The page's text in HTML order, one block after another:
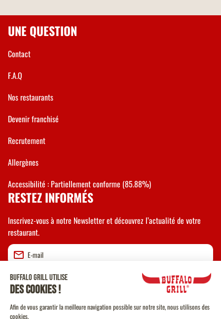
UNE QUESTION
Contact
F.A.Q
Nos restaurants
Devenir franchisé
Recrutement
Allergènes
Accessibilité : Partiellement conforme (85.88%)
RESTEZ INFORMÉS
Inscrivez-vous à notre Newsletter et découvrez l’actualité de votre
restaurant.
Valider